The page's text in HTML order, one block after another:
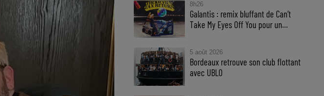
8h26
Galantis : remix bluffant de Can’t
Take My Eyes Off You pour un...
5 août 2026
Bordeaux retrouve son club flottant
avec UBLO